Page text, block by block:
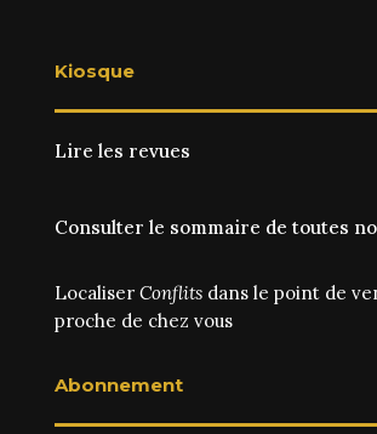
Kiosque
Lire les revues
Consulter le sommaire de toutes
Localiser Conflitsdans le point de
proche de chez vous
Abonnement